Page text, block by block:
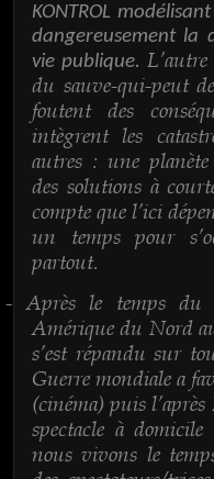
KONTROL
dangereusement la
vie publique.
du sauve-qui-peut
foutent des
intègrent les
autres : une planète
des solutions à
compte que l’ici
un temps pour
partout.
- Après le temps du
Amérique du Nord
s’est répandu sur
Guerre mondiale a
(cinéma) puis
spectacle à
nous vivons le